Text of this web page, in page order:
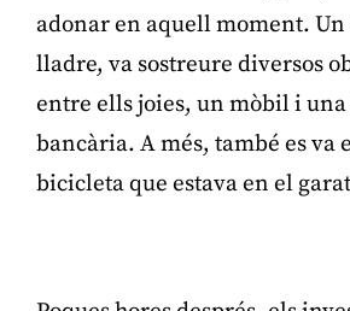
adonar en aquell moment.
lladre, va sostreure diversos
entre ells joies, un mòbil i
bancària. A més, també es va
bicicleta que estava en el